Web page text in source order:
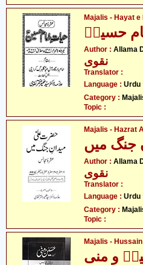
Majalis - Hayat
حسینؑ
Author : Allama
نقوی
Translator :
Language : Urdu
Category :
Topic :
Majalis - Hazrat
Author : Allama
نقوی
Translator :
Language : Urdu
Category :
Topic :
Majalis -
و منی